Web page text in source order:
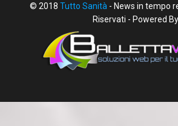
© 2018 Tutto Sanità - News in tempo
Riservati - Powered By